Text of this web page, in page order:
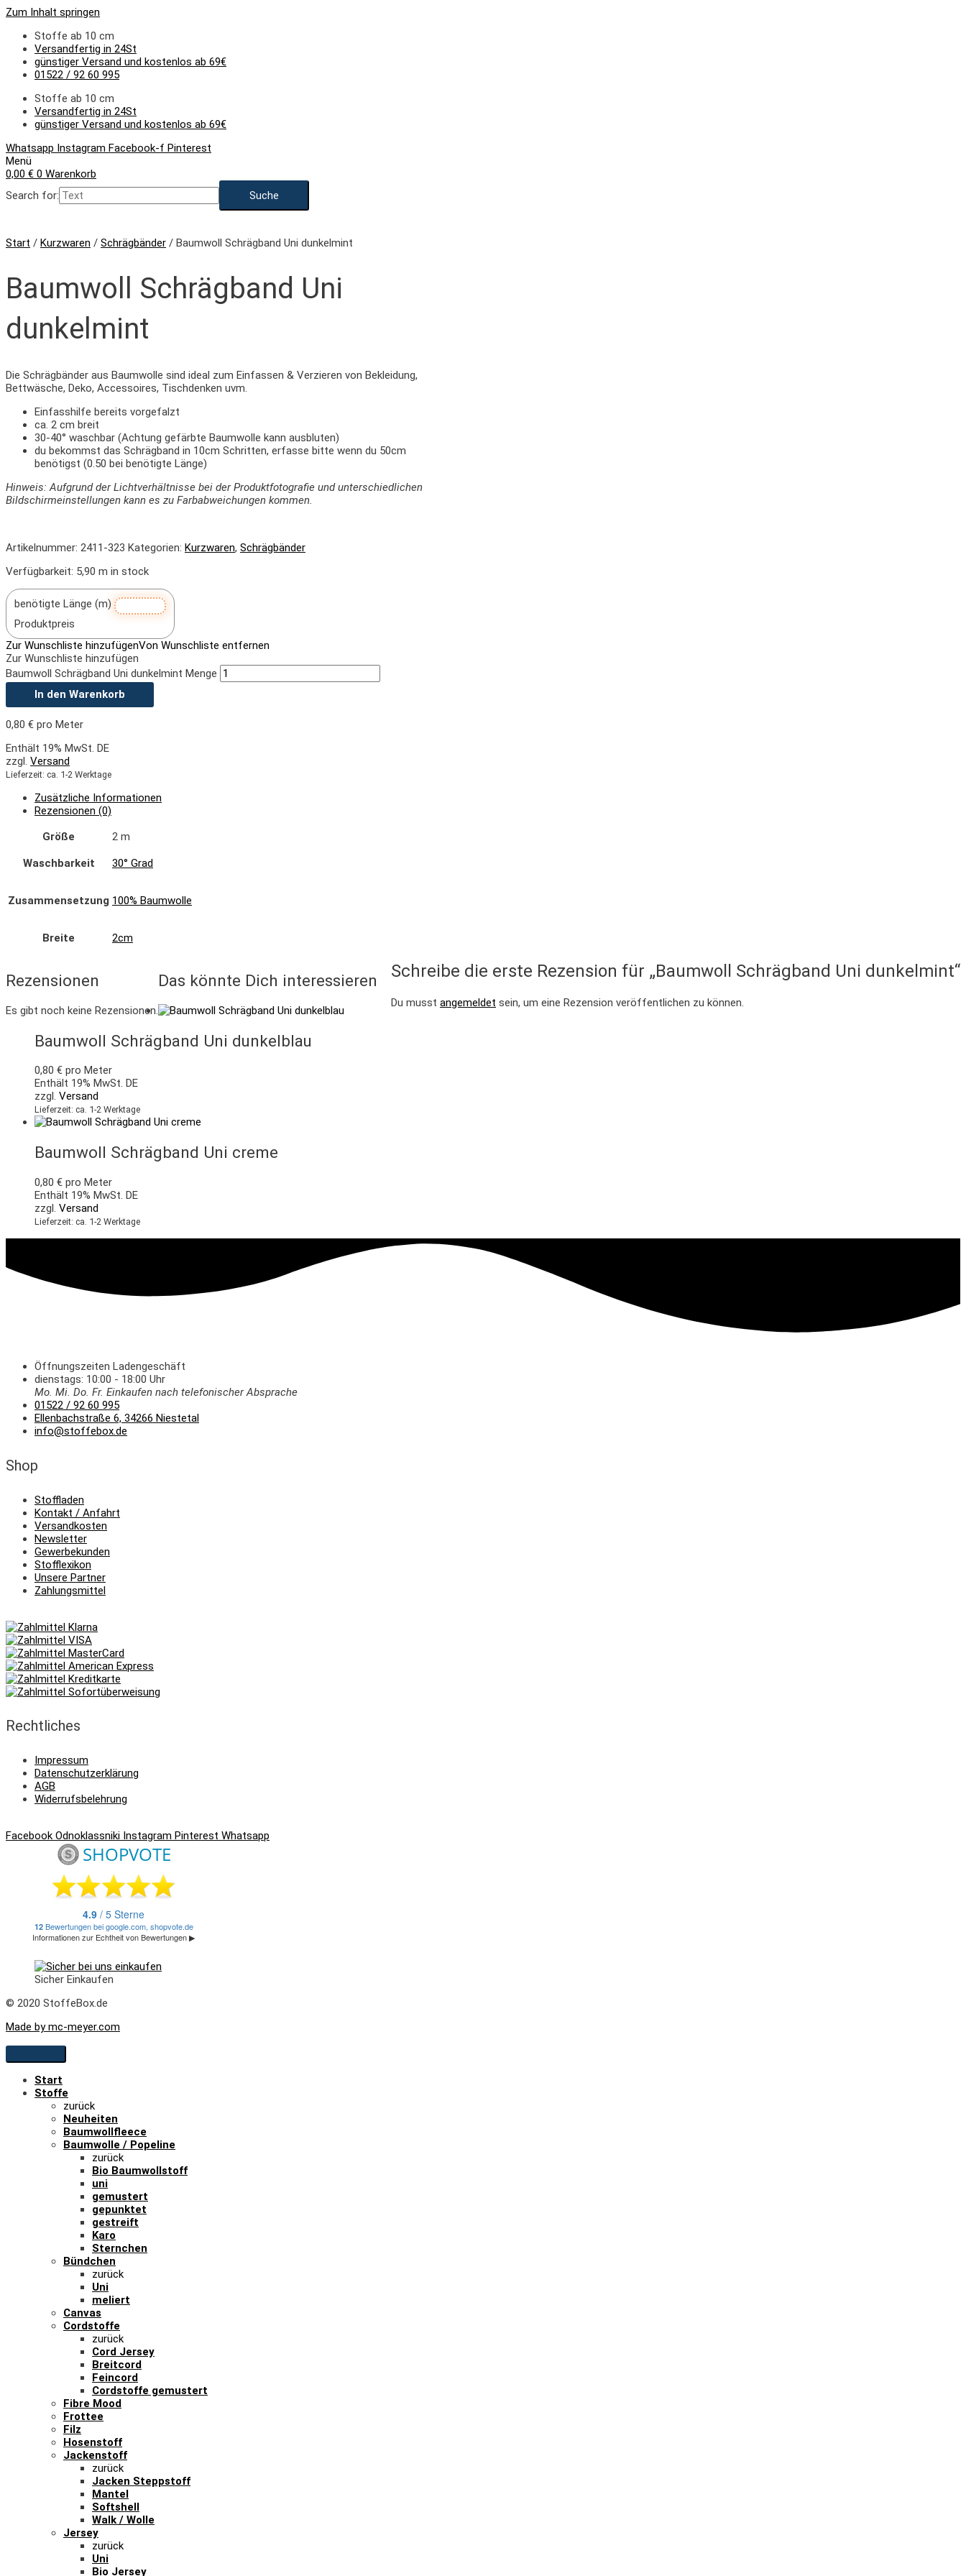
Zum Inhalt springen
Stoffe ab 10 cm
Versandfertig in 24St
günstiger Versand und kostenlos ab 69€
01522 / 92 60 995
Stoffe ab 10 cm
Versandfertig in 24St
günstiger Versand und kostenlos ab 69€
Whatsapp Instagram Facebook-f Pinterest
Menü
0,00 € 0 Warenkorb
Search for:
Start / Kurzwaren / Schrägbänder / Baumwoll Schrägband Uni dunkelmint
Baumwoll Schrägband Uni
dunkelmint
Die Schrägbänder aus Baumwolle sind ideal zum Einfassen & Verzieren von Bekleidung,
Bettwäsche, Deko, Accessoires, Tischdenken uvm.
Einfasshilfe bereits vorgefalzt
ca. 2 cm breit
30-40° waschbar (Achtung gefärbte Baumwolle kann ausbluten)
du bekommst das Schrägband in 10cm Schritten, erfasse bitte wenn du 50cm
benötigst (0.50 bei benötigte Länge)
Hinweis: Aufgrund der Lichtverhältnisse bei der Produktfotografie und unterschiedlichen
Bildschirmeinstellungen kann es zu Farbabweichungen kommen.
Artikelnummer: 2411-323 Kategorien: Kurzwaren, Schrägbänder
Verfügbarkeit: 5,90 m in stock
benötigte Länge (m)
Produktpreis
Zur Wunschliste hinzufügenVon Wunschliste entfernen
Zur Wunschliste hinzufügen
Baumwoll Schrägband Uni dunkelmint Menge
In den Warenkorb
0,80 € pro Meter
Enthält 19% MwSt. DE
zzgl. Versand
Lieferzeit: ca. 1-2 Werktage
Zusätzliche Informationen
Rezensionen (0)
Größe
2 m
Waschbarkeit 30° Grad
Zusammensetzung 100% Baumwolle
Breite 2cm
Rezensionen
Es gibt noch keine Rezensionen.
Schreibe die erste Rezension für „Baumwoll Schrägband Uni dunkelmint“
Du musst angemeldet sein, um eine Rezension veröffentlichen zu können.
Das könnte Dich interessieren
Baumwoll Schrägband Uni dunkelblau
0,80 € pro Meter
Enthält 19% MwSt. DE
zzgl. Versand
Lieferzeit: ca. 1-2 Werktage
Baumwoll Schrägband Uni creme
0,80 € pro Meter
Enthält 19% MwSt. DE
zzgl. Versand
Lieferzeit: ca. 1-2 Werktage
Öffnungszeiten Ladengeschäft
dienstags: 10:00 - 18:00 Uhr
Mo. Mi. Do. Fr. Einkaufen nach telefonischer Absprache
01522 / 92 60 995
Ellenbachstraße 6, 34266 Niestetal
info@stoffebox.de
Shop
Stoffladen
Kontakt / Anfahrt
Versandkosten
Newsletter
Gewerbekunden
Stofflexikon
Unsere Partner
Zahlungsmittel
Rechtliches
Impressum
Datenschutzerklärung
AGB
Widerrufsbelehrung
Facebook Odnoklassniki Instagram Pinterest Whatsapp
Sicher Einkaufen
© 2020 StoffeBox.de
Made by mc-meyer.com
Start
Stoffe
zurück
Neuheiten
Baumwollfleece
Baumwolle / Popeline
zurück
Bio Baumwollstoff
uni
gemustert
gepunktet
gestreift
Karo
Sternchen
Bündchen
zurück
Uni
meliert
Canvas
Cordstoffe
zurück
Cord Jersey
Breitcord
Feincord
Cordstoffe gemustert
Fibre Mood
Frottee
Filz
Hosenstoff
Jackenstoff
zurück
Jacken Steppstoff
Mantel
Softshell
Walk / Wolle
Jersey
zurück
Uni
Bio Jersey